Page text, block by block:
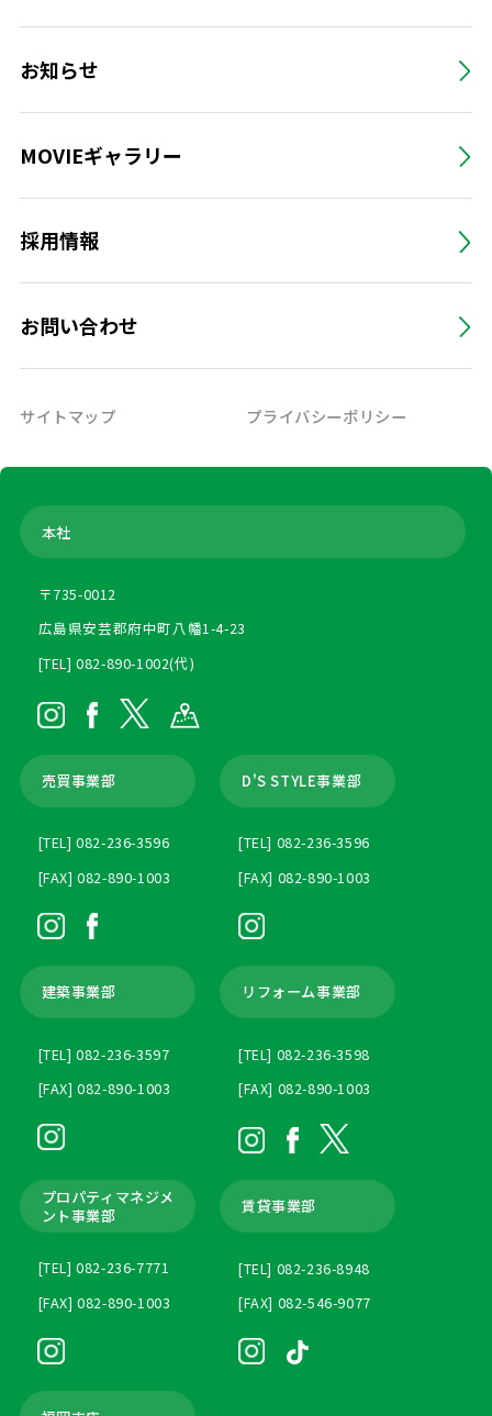
お知らせ
MOVIEギャラリー
採用情報
お問い合わせ
サイトマップ プライバシーポリシー
本社
〒735-0012
広島県安芸郡府中町八幡1-4-23
[TEL] 082-890-1002(代)
売買事業部
[TEL] 082-236-3596
[FAX] 082-890-1003
D'S STYLE事業部
[TEL] 082-236-3596
[FAX] 082-890-1003
建築事業部
[TEL] 082-236-3597
[FAX] 082-890-1003
リフォーム事業部
[TEL] 082-236-3598
[FAX] 082-890-1003
プロパティマネジメ
ント事業部
[TEL] 082-236-7771
[FAX] 082-890-1003
賃貸事業部
[TEL] 082-236-8948
[FAX] 082-546-9077